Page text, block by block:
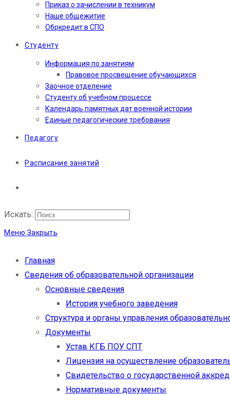
Приказ о зачислении в техникум
Наше общежитие
Обркредит в СПО
Студенту
Информация по занятиям
Правовое просвещение обучающихся
Заочное отделение
Студенту об учебном процессе
Календарь памятных дат военной истории
Единые педагогические требования
Педагогу
Расписание занятий
Искать:
Меню Закрыть
Главная
Сведения об образовательной организации
Основные сведения
История учебного заведения
Структура и органы управления
Документы
Устав КГБ ПОУ СПТ
Лицензия на осуществление
Свидетельство о государственной
Нормативные документы